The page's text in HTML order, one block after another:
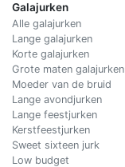
Galajurken
Alle galajurken
Lange galajurken
Korte galajurken
Grote maten galajurken
Moeder van de bruid
Lange avondjurken
Lange feestjurken
Kerstfeestjurken
Sweet sixteen jurk
Low budget